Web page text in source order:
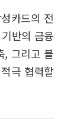
카드의 전
반의 금융
, 그리고 블
극 협력할